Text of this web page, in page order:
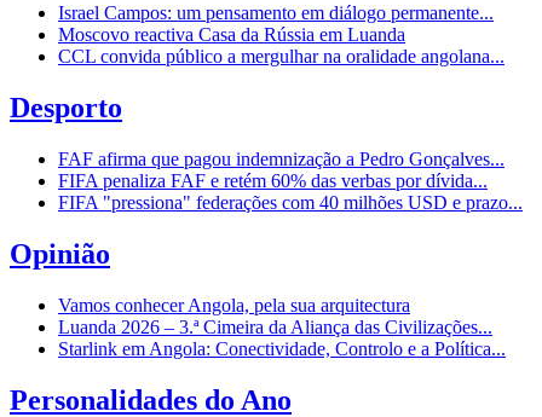
Israel Campos: um pensamento em diálogo permanente...
Moscovo reactiva Casa da Rússia em Luanda
CCL convida público a mergulhar na oralidade angolana...
Desporto
FAF afirma que pagou indemnização a Pedro Gonçalves...
FIFA penaliza FAF e retém 60% das verbas por dívida...
FIFA "pressiona" federações com 40 milhões USD e prazo...
Opinião
Vamos conhecer Angola, pela sua arquitectura
Luanda 2026 – 3.ª Cimeira da Aliança das Civilizações...
Starlink em Angola: Conectividade, Controlo e a Política...
Personalidades do Ano